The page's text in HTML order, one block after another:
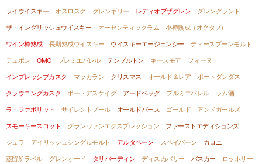
ライウイスキー
オスロスク グレンギリー レディオブザグレン
グレングラント
ザ・イングリッシュウイスキー
オーセンティックラム
小樽熟成（オクタブ）
ワイン樽熟成
長期熟成ウイスキー ウイスキーエージェンシー
ティースプーンモルト
デュポン
OMC プレミエバレル テンプルトン キースモア
フィーヌ
インプレッシブカスク
マッカラン クリスマス オールド＆レア
ポートダンダス
クラウニングカスク
ポートアスケイグ アードベッグ プルミエバレル
ラム酒
ラ・ファボリット
サイレントプール オールドパース ゴールド
アンドガールズ
スモーキースコット
グランヴァンエクスプレッション
ファーストエディションズ
ジュラ
アイリッシュシングルモルト アルタベーン スペイバーン
カロニ
蒸留所ラベル
グレンオード タリバーディン ディスカバリー バスカー
ロッホリー